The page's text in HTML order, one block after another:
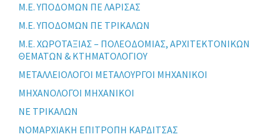
Μ.Ε. ΥΠΟΔΟΜΩΝ ΠΕ ΛΑΡΙΣΑΣ
Μ.Ε. ΥΠΟΔΟΜΩΝ ΠΕ ΤΡΙΚΑΛΩΝ
Μ.Ε. ΧΩΡΟΤΑΞΙΑΣ – ΠΟΛΕΟΔΟΜΙΑΣ, ΑΡΧΙΤΕΚΤΟΝΙΚΩΝ
ΘΕΜΑΤΩΝ & ΚΤΗΜΑΤΟΛΟΓΙΟΥ
ΜΕΤΑΛΛΕΙΟΛΟΓΟΙ ΜΕΤΑΛΟΥΡΓΟΙ ΜΗΧΑΝΙΚΟΙ
ΜΗΧΑΝΟΛΟΓΟΙ ΜΗΧΑΝΙΚΟΙ
ΝΕ ΤΡΙΚΑΛΩΝ
ΝΟΜΑΡΧΙΑΚΗ ΕΠΙΤΡΟΠΗ ΚΑΡΔΙΤΣΑΣ